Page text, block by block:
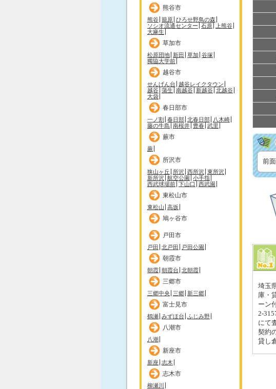
熊谷市
熊谷 籠原 ひろせ野鳥の森
ソシオ流通センター 石原
上熊谷
大麻生
草加市
松原団地 新田 草加 谷塚
獨協大学前
越谷市
せんげん台 越谷レイクタウン
越谷 蒲生 南越谷 新越谷 北越谷
大袋
春日部市
一ノ割 春日部 北春日部
八木崎
藤の牛島 南桜井 豊春 武里
蕨市
蕨
所沢市
狭山ヶ丘 所沢 西所沢 東所沢
新所沢 航空公園
小手指
西武球場前 下山口 西武園
東松山市
東松山 高坂
鳩ヶ谷市
戸田市
戸田 北戸田 戸田公園
朝霞市
朝霞 朝霞台 北朝霞
三郷市
三郷中央 三郷 新三郷
富士見市
鶴瀬 みずほ台 ふじみ野
八潮市
八潮
新座市
新座 志木
志木市
柳瀬川
前
埼玉
庫・
ーン
2-
にて
契約
貸し